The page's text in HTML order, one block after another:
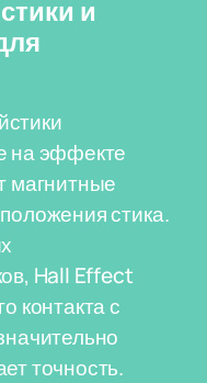
и
на эффекте
магнитные
стика.
Hall Effect
контакта с
точность.